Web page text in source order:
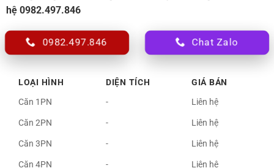
hệ 0982.497.846
0982.497.846 Chat Zalo
LOẠI HÌNH DIỆN TÍCH
GIÁ BÁN
Căn 1PN
-
Liên hệ
Căn 2PN
-
Liên hệ
Căn 3PN
-
Liên hệ
Căn 4PN
- Liên hệ